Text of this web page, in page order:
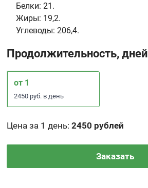
Белки: 21.
Жиры: 19,2.
Углеводы: 206,4.
Продолжительность, дней
от 1
2450 руб. в день
Цена за 1 день:2450 рублей
Заказать